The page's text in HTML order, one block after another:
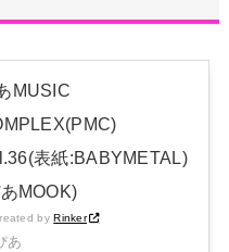
減量に成功 NEW!
FORTH (DELUXE
DELUXE JAPAN EDITION
MUSIC
表紙:BABYMETAL)
MOOK)
byRinker
あ